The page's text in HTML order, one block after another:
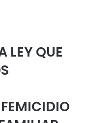
LEY QUE